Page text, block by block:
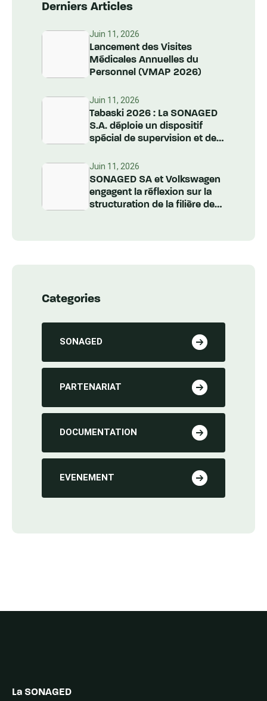
Derniers Articles
Juin 11, 2026
Lancement des Visites
Médicales Annuelles du
Personnel (VMAP 2026)
Juin 11, 2026
Tabaski 2026 : La SONAGED
S.A. déploie un dispositif
spécial de supervision et de
nationale
Juin 11, 2026
SONAGED SA et Volkswagen
engagent la réflexion sur la
structuration de la filière des
Categories
SONAGED
PARTENARIAT
DOCUMENTATION
EVENEMENT
La SONAGED